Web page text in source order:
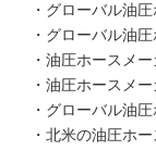
・グローバル油
・グローバル油
・油圧ホースメ
・油圧ホースメ
・グローバル油
・北米の油圧ホ